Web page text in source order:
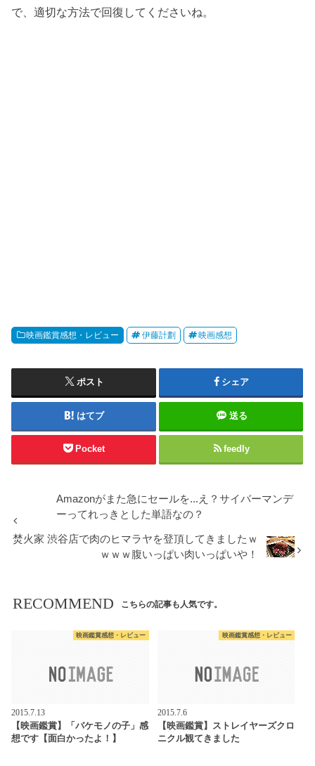
で、適切な方法で回復してくださいね。
映画鑑賞感想・レビュー 伊藤計劃 映画感想
ポスト シェア
はてブ 送る
Pocket feedly
Amazonがまた急にセールを...え？サイバーマンデ
ーってれっきとした単語なの？
焚火家 渋谷店で肉のヒマラヤを登頂してきましたｗ
ｗｗｗ腹いっぱい肉いっぱいや！
RECOMMEND こちらの記事も人気です。
映画鑑賞感想・レビュー
2015.7.13
【映画鑑賞】「バケモノの子」感
想です【面白かったよ！】
映画鑑賞感想・レビュー
2015.7.6
【映画鑑賞】ストレイヤーズクロ
ニクル観てきました